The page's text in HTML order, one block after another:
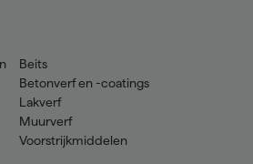
Beits
Betonverf en -coatings
Lakverf
Muurverf
Voorstrijkmiddelen